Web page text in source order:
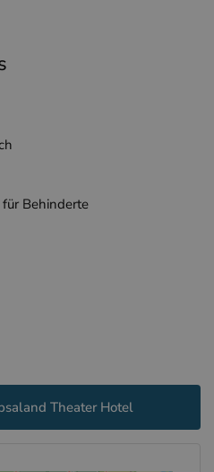
Behinderte
Theater Hotel